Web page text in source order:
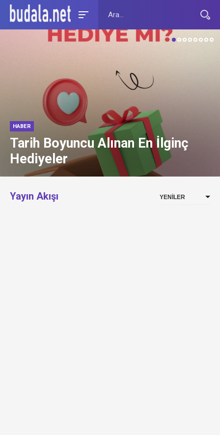
Hizbullah’ın yeni lideri Naim
Kasım: İsrail ile çarpışmalar
sürecek
Yayın Akışı